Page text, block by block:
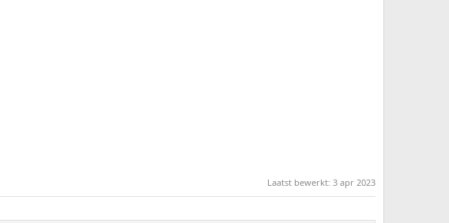
Laatst bewerkt: 3 apr 2023